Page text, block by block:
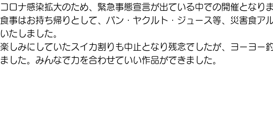
コロナ感染拡大のため、緊急事態宣言が出ている中での開催となりま
食事はお持ち帰りとして、パン・ヤクルト・ジュース等、災害食ア
いたしました。
楽しみにしていたスイカ割りも中止となり残念でしたが、ヨーヨー
ました。みんなで力を合わせていい作品ができました。